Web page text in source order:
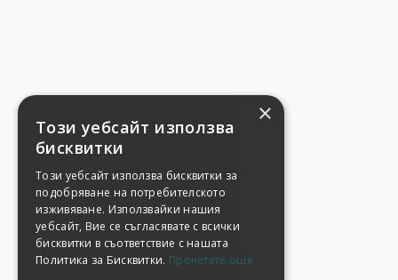
×
Този уебсайт използва
бисквитки
Този уебсайт използва бисквитки за
подобряване на потребителското
изживяване. Използвайки нашия
уебсайт, Вие се съгласявате с всички
бисквитки в съответствие с нашата
Политика за Бисквитки. Прочетете още